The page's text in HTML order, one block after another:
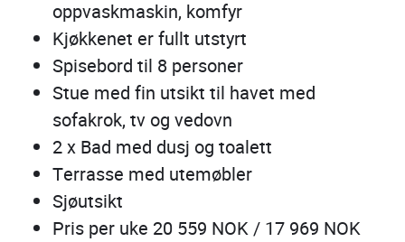
oppvaskmaskin, komfyr
Kjøkkenet er fullt utstyrt
Spisebord til 8 personer
Stue med fin utsikt til havet med
sofakrok, tv og vedovn
2 x Bad med dusj og toalett
Terrasse med utemøbler
Sjøutsikt
Pris per uke 20 559 NOK / 17 969 NOK